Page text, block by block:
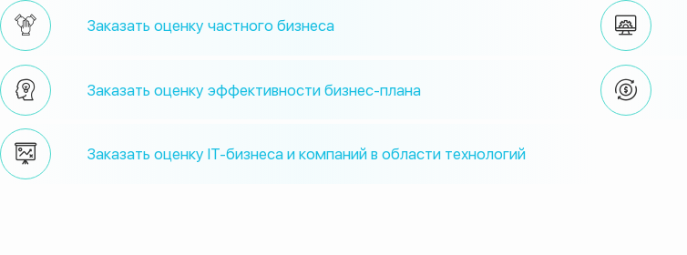
Заказать оценку частного бизнеса
Заказать оценку эффективности бизнес-плана
Заказать оценку IT-бизнеса и компаний в области технологий